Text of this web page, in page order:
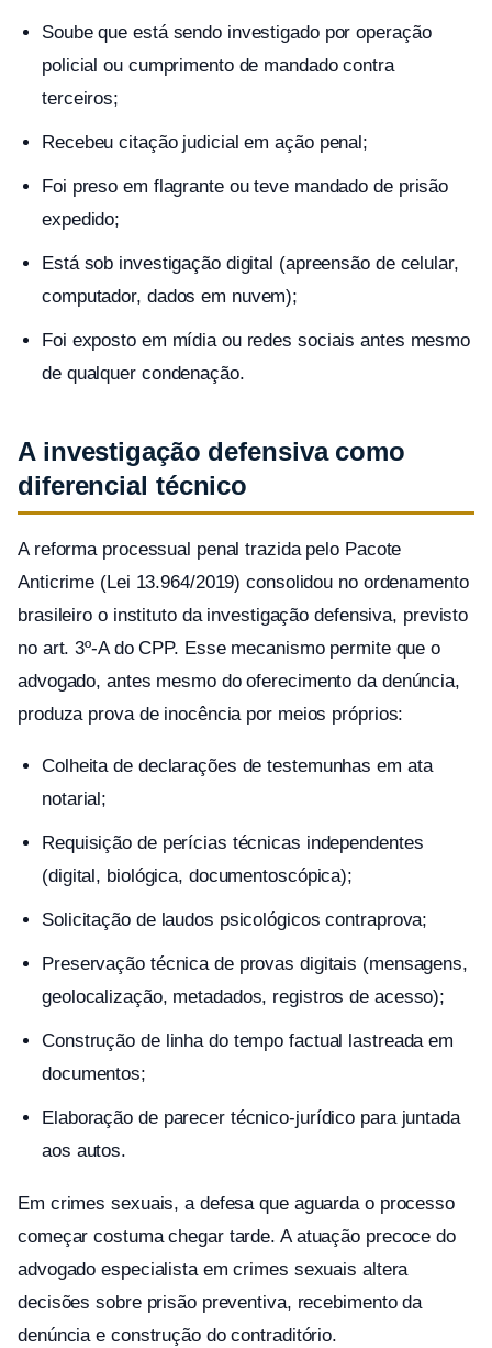
Soube que está sendo investigado por operação
policial ou cumprimento de mandado contra
terceiros;
Recebeu citação judicial em ação penal;
Foi preso em flagrante ou teve mandado de prisão
expedido;
Está sob investigação digital (apreensão de celular,
computador, dados em nuvem);
Foi exposto em mídia ou redes sociais antes mesmo
de qualquer condenação.
A investigação defensiva como
diferencial técnico
A reforma processual penal trazida pelo Pacote
Anticrime (Lei 13.964/2019) consolidou no ordenamento
brasileiro o instituto da investigação defensiva, previsto
no art. 3º-A do CPP. Esse mecanismo permite que o
advogado, antes mesmo do oferecimento da denúncia,
produza prova de inocência por meios próprios:
Colheita de declarações de testemunhas em ata
notarial;
Requisição de perícias técnicas independentes
(digital, biológica, documentoscópica);
Solicitação de laudos psicológicos contraprova;
Preservação técnica de provas digitais (mensagens,
geolocalização, metadados, registros de acesso);
Construção de linha do tempo factual lastreada em
documentos;
Elaboração de parecer técnico-jurídico para juntada
aos autos.
Em crimes sexuais, a defesa que aguarda o processo
começar costuma chegar tarde. A atuação precoce do
advogado especialista em crimes sexuais altera
decisões sobre prisão preventiva, recebimento da
denúncia e construção do contraditório.